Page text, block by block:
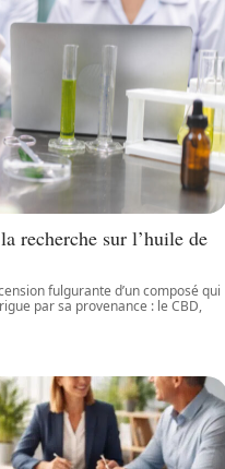
recherche sur l’huile de
fulgurante d’un composé qui
par sa provenance : le CBD,